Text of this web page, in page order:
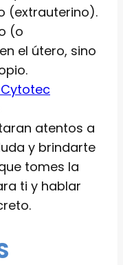
(extrauterino).
(o
el útero, sino
atentos a
y brindarte
tomes la
ti y hablar